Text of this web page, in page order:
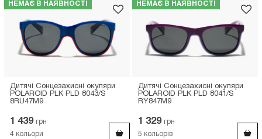
НЕМАЄ В НАЯВНОСТІ
Дитячі Сонцезахисні окуляри
POLAROID PLK PLD 8043/S
8RU47M9
1 439 грн
4 кольори
НЕМАЄ В НАЯВНОСТІ
Дитячі Сонцезахисні окуляри
POLAROID PLK PLD 8041/S
RY847M9
1 329 грн
5 кольорів